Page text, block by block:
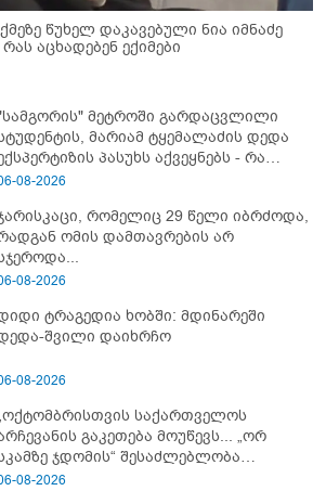
წუხელ დაკავებული ნია იმნაძე
აცხადებენ ექიმები
მეტროში გარდაცვლილი
მარიამ ტყემალაძის დედა
პასუხს აქვეყნებს - რა
გოგონას გარდაცვალების მიზეზი?
08-2026
რომელიც 29 წელი იბრძოდა,
ომის დამთავრების არ
08-2026
ტრაგედია ხობში: მდინარეში
შვილი დაიხრჩო
08-2026
საქართველოს
გაკეთება მოუწევს... „ორ
ჯდომის“ შესაძლებლობა
დასრულდეს“ - მირიან
08-2026